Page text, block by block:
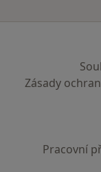
Zásady
Pracovní